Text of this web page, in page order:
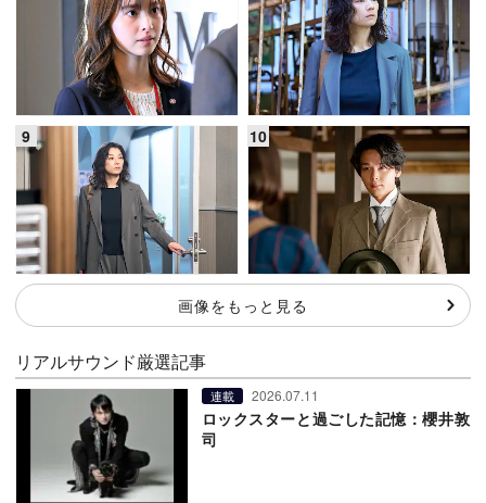
画像をもっと見る
リアルサウンド厳選記事
連載 2026.07.11
ロックスターと過ごした記憶：櫻井敦
司